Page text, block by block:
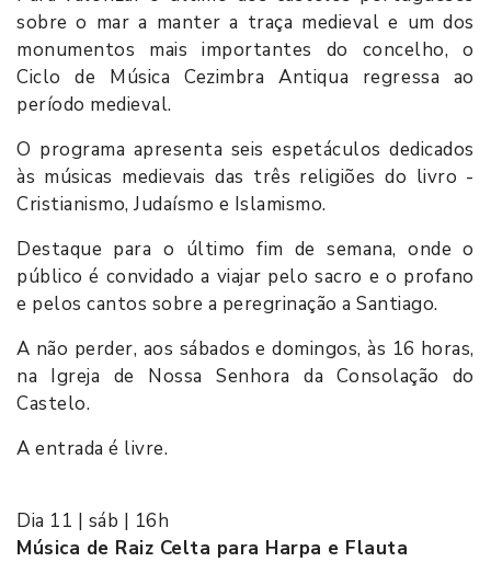
sobre o mar a manter a traça medieval e um dos
monumentos mais importantes do concelho, o
Ciclo de Música Cezimbra Antiqua regressa ao
período medieval.
O programa apresenta seis espetáculos dedicados
às músicas medievais das três religiões do livro -
Cristianismo, Judaísmo e Islamismo.
Destaque para o último fim de semana, onde o
público é convidado a viajar pelo sacro e o profano
e pelos cantos sobre a peregrinação a Santiago.
A não perder, aos sábados e domingos, às 16 horas,
na Igreja de Nossa Senhora da Consolação do
Castelo.
A entrada é livre.
Dia 11 | sáb | 16h
Música de Raiz Celta para Harpa e Flauta